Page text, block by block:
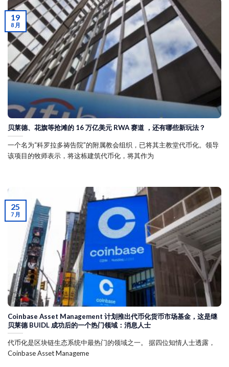
贝莱德、花旗等抢滩的 16 万亿美元 RWA 赛道 ，还有哪些新玩法？
一个名为“科罗拉多祷告院”的附属教会组织，已将其主教堂代币化。领导
该项目的牧师表示，将这栋建筑代币化，将其作为
19
8 月
Coinbase Asset Management 计划推出代币化货币市场基金，这是继
贝莱德 BUIDL 成功后的一个热门领域：消息人士
代币化是区块链生态系统中最热门的领域之一。 据四位知情人士透露，
Coinbase Asset Manageme
25
7 月